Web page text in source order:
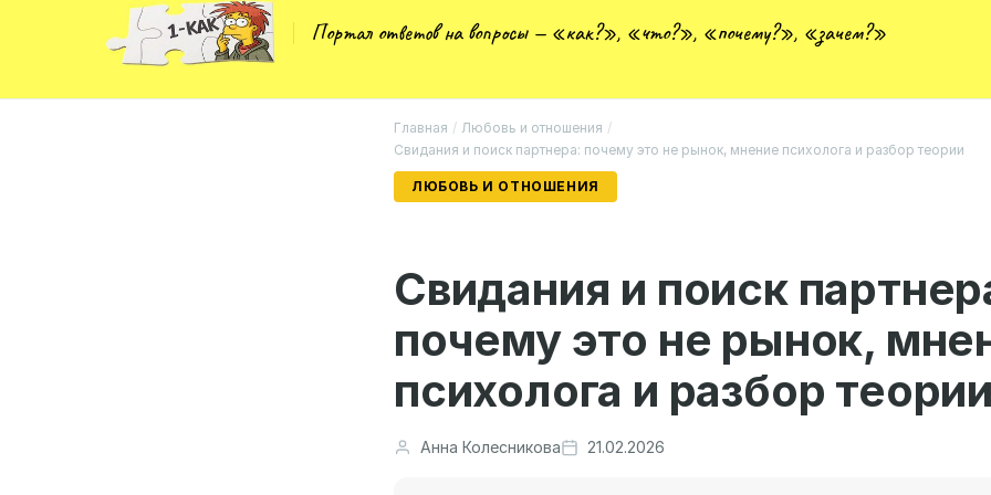
Портал ответов на вопросы — «как?», «что?», «почему?», «зачем?»
Главная / Любовь и отношения /
Свидания и поиск партнера: почему это не рынок, мнение психолога и разбор теории
ЛЮБОВЬ И ОТНОШЕНИЯ
Свидания и поиск
почему это не рынок,
психолога и разбор теории
Анна Колесникова 21.02.2026